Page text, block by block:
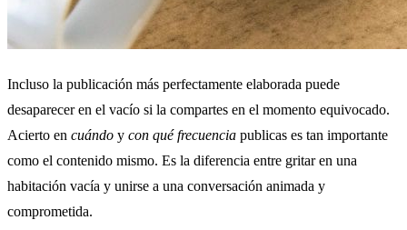
Incluso la publicación más perfectamente elaborada puede
desaparecer en el vacío si la compartes en el momento equivocado.
Acierto en cuándo y con qué frecuencia publicas es tan importante
como el contenido mismo. Es la diferencia entre gritar en una
habitación vacía y unirse a una conversación animada y
comprometida.